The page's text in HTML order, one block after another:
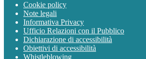
Cookie policy
Note legali
Informativa Privacy
Ufficio Relazioni con il Pubblico
Dichiarazione di accessibilità
Obiettivi di accessibilità
Whistleblowing